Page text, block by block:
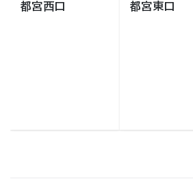
都宮西口
都宮東口